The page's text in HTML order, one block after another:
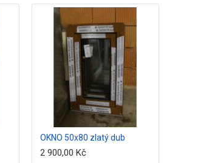
OKNO 50x80 zlatý dub
2 900,00 Kč